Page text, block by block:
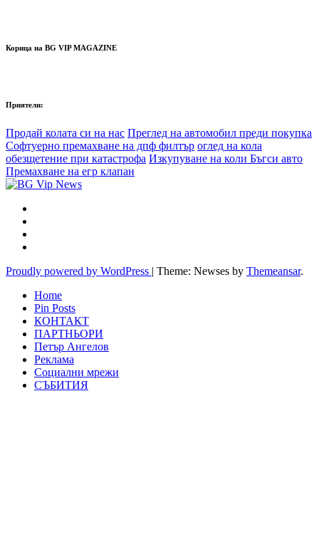
Корица на BG VIP MAGAZINE
Приятели:
Продай колата си на нас Преглед на автомобил преди покупка
Софтуерно премахване на дпф филтър оглед на кола
обезщетение при катастрофа Изкупуване на коли Бъгси авто
Премахване на егр клапан
Proudly powered by WordPress | Theme: Newses by Themeansar.
Home
Pin Posts
КОНТАКТ
ПАРТНЬОРИ
Петър Ангелов
Реклама
Социални мрежи
СЪБИТИЯ